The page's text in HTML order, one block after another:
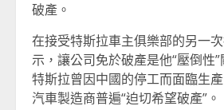
破產。
在接受特斯拉車主俱樂部的另一
示，讓公司免於破產是他“壓倒性
特斯拉曾因中國的停工而面臨生
汽車製造商普遍“迫切希望破產”。